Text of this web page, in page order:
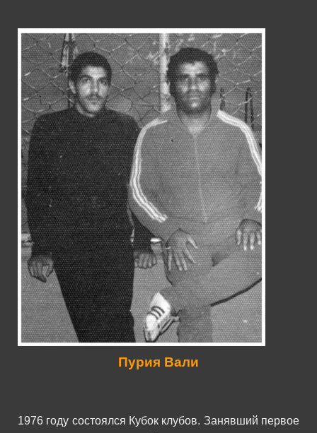
Пурия Вали
1976 году состоялся Кубок клубов. Занявший первое